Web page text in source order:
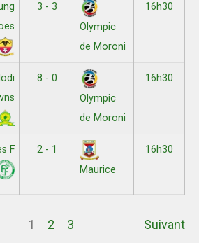
3 - 3
Olympic
de Moroni
16h30
8 - 0
Olympic
de Moroni
16h30
F
2 - 1
Maurice
16h30
1 2 3 Suivant